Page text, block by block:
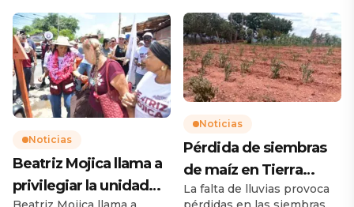
Noticias
Beatriz Mojica llama a
privilegiar la unidad
Noticias
Pérdida de siembras
de maíz en Tierra
Caliente preocupan a
La falta de lluvias provoca